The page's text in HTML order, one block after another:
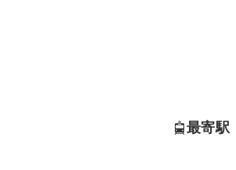
最寄駅